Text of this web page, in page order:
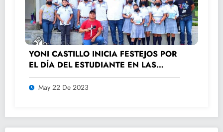
YONI CASTILLO INICIA FESTEJOS POR
EL DÍA DEL ESTUDIANTE EN LAS
ESCUELAS
May 22 De 2023